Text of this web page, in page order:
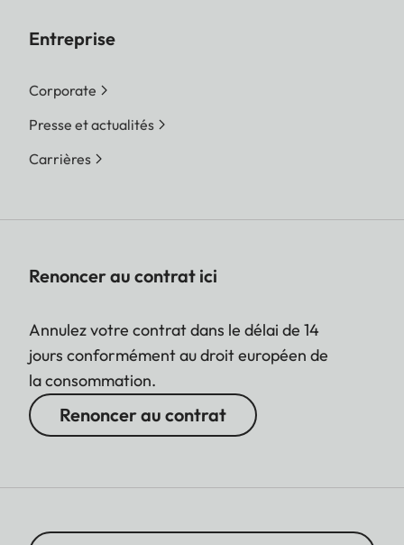
Entreprise
Corporate
Presse et actualités
Carrières
Renoncer au contrat ici
Annulez votre contrat dans le délai de 14
jours conformément au droit européen de
la consommation.
Renoncer au contrat